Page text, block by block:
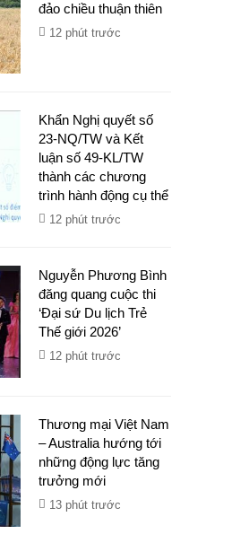
đảo chiều thuận thiên
12 phút trước
Khẩn Nghị quyết số
23-NQ/TW và Kết
luận số 49-KL/TW
thành các chương
trình hành động cụ thể
12 phút trước
Nguyễn Phương Bình
đăng quang cuộc thi
‘Đại sứ Du lịch Trẻ
Thế giới 2026’
12 phút trước
Thương mại Việt Nam
– Australia hướng tới
những động lực tăng
trưởng mới
13 phút trước